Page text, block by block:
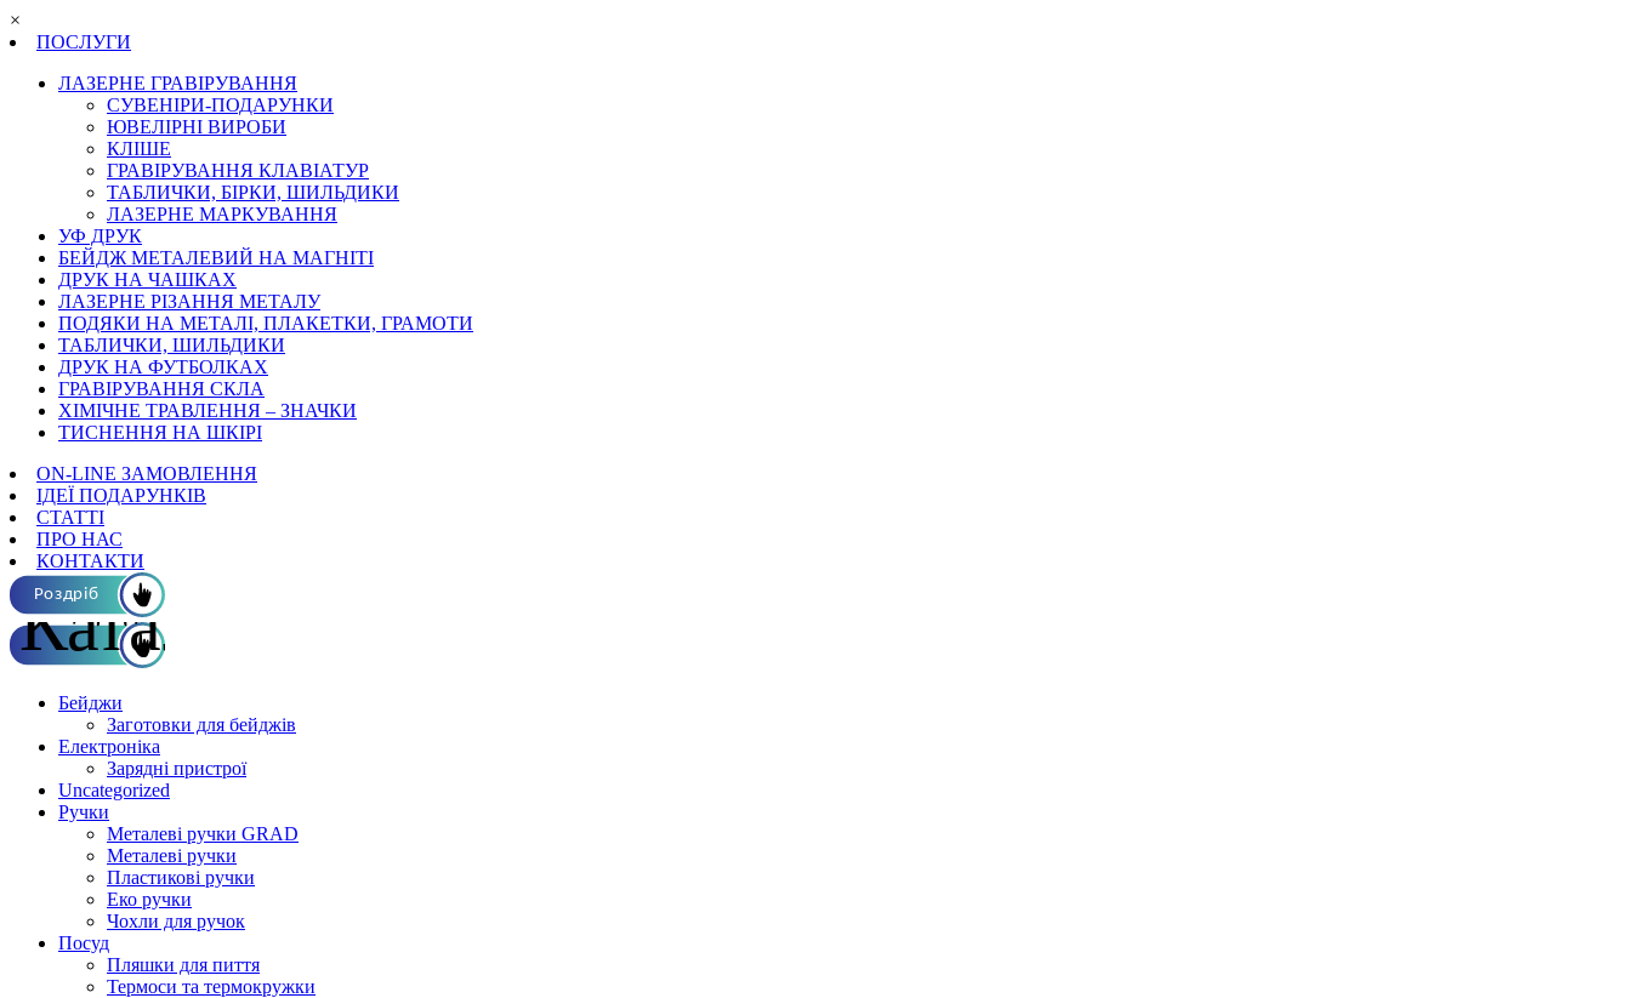
×
ПОСЛУГИ
ЛАЗЕРНЕ ГРАВІРУВАННЯ
СУВЕНІРИ-ПОДАРУНКИ
ЮВЕЛІРНІ ВИРОБИ
КЛІШЕ
ГРАВІРУВАННЯ КЛАВІАТУР
ТАБЛИЧКИ, БІРКИ, ШИЛЬДИКИ
ЛАЗЕРНЕ МАРКУВАННЯ
УФ ДРУК
БЕЙДЖ МЕТАЛЕВИЙ НА МАГНІТІ
ДРУК НА ЧАШКАХ
ЛАЗЕРНЕ РІЗАННЯ МЕТАЛУ
ПОДЯКИ НА МЕТАЛІ, ПЛАКЕТКИ, ГРАМОТИ
ТАБЛИЧКИ, ШИЛЬДИКИ
ДРУК НА ФУТБОЛКАХ
ГРАВІРУВАННЯ СКЛА
ХІМІЧНЕ ТРАВЛЕННЯ – ЗНАЧКИ
ТИСНЕННЯ НА ШКІРІ
ON-LINE ЗАМОВЛЕННЯ
ІДЕЇ ПОДАРУНКІВ
СТАТТІ
ПРО НАС
КОНТАКТИ
Роздріб
Каталог ОПТ
Бейджи
Заготовки для бейджів
Електроніка
Зарядні пристрої
Uncategorized
Ручки
Металеві ручки GRAD
Металеві ручки
Пластикові ручки
Еко ручки
Чохли для ручок
Посуд
Пляшки для пиття
Термоси та термокружки